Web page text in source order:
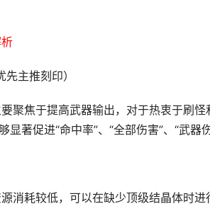
先主推刻印）
聚焦于提高武器输出，对于热衷于刷
显著促进“命中率”、“全部伤害”、“武器
消耗较低，可以在缺少顶级结晶体时进